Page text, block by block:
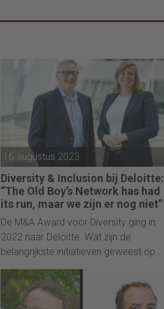
16 augustus 2023
Diversity & Inclusion bij Deloitte:
“The Old Boy’s Network has had
its run, maar we zijn er nog niet”
De M&A Award voor Diversity ging in
2022 naar Deloitte. Wat zijn de
belangrijkste initiatieven geweest op
het gebied van diversiteit? En welke
resultaten heeft dit opgeleverd? “Ik
was vorig jaar heel blij toen we die